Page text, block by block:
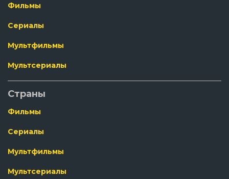
Фильмы
Сериалы
Мультфильмы
Мультсериалы
Страны
Фильмы
Сериалы
Мультфильмы
Мультсериалы